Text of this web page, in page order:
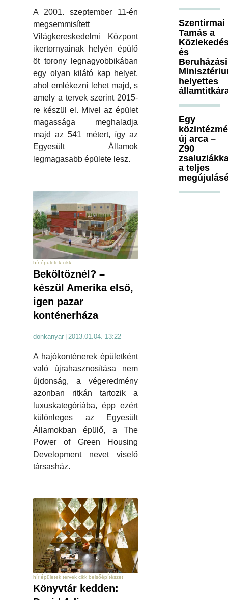
A 2001. szeptember 11-én
megsemmisített
Világkereskedelmi Központ
ikertornyainak helyén épülő
öt torony legnagyobbikában
egy olyan kilátó kap helyet,
ahol emlékezni lehet majd, s
amely a tervek szerint 2015-
re készül el. Mivel az épület
magassága meghaladja
majd az 541 métert, így az
Egyesült Államok
legmagasabb épülete lesz.
hír épületek cikk
Beköltöznél? –
készül Amerika első,
igen pazar
konténerháza
donkanyar 2013.01.04. 13:22
A hajókonténerek épületként
való újrahasznosítása nem
újdonság, a végeredmény
azonban ritkán tartozik a
luxuskategóriába, épp ezért
különleges az Egyesült
Államokban épülő, a The
Power of Green Housing
Development nevet viselő
társasház.
hír épületek tervek cikk belsőépítészet
Könyvtár kedden:
Szentirmai
Tamás a
és
Beruházási
helyettes
Egy
új arca –
Z90
a teljes